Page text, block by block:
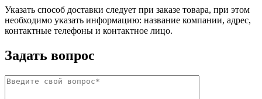
Указать способ доставки следует при заказе товара, при этом
необходимо указать информацию: название компании, адрес,
контактные телефоны и контактное лицо.
Задать вопрос